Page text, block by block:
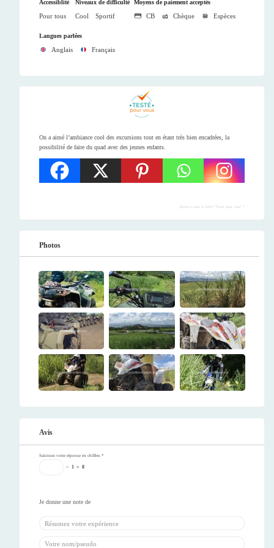
Accessiblité
Pour tous
Niveaux de difficulté
Cool Sportif
Moyens de paiement acceptés
CB Chèque Espèces
Langues parlées
Anglais Français
On a aimé l’ambiance cool des excursions tout en étant très bien encadrées, la
possibilité de faire du quad avec des jeunes enfants.
Qu'est-ce-que le label "Testé pour vous" ?
Photos
Avis
Saisissez votre réponse en chiffres *
− 1 = 8